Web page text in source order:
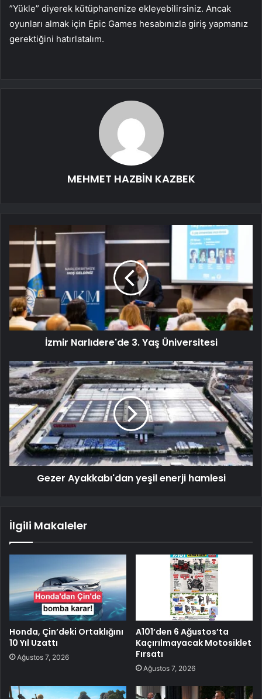
”Yükle” diyerek kütüphanenize ekleyebilirsiniz. Ancak
oyunları almak için Epic Games hesabınızla giriş yapmanız
gerektiğini hatırlatalım.
MEHMET HAZBİN KAZBEK
İzmir Narlıdere'de 3. Yaş Üniversitesi
Gezer Ayakkabı'dan yeşil enerji hamlesi
İlgili Makaleler
Honda, Çin’deki Ortaklığını
10 Yıl Uzattı
Ağustos 7, 2026
A101’den 6 Ağustos’ta
Kaçırılmayacak Motosiklet
Fırsatı
Ağustos 7, 2026